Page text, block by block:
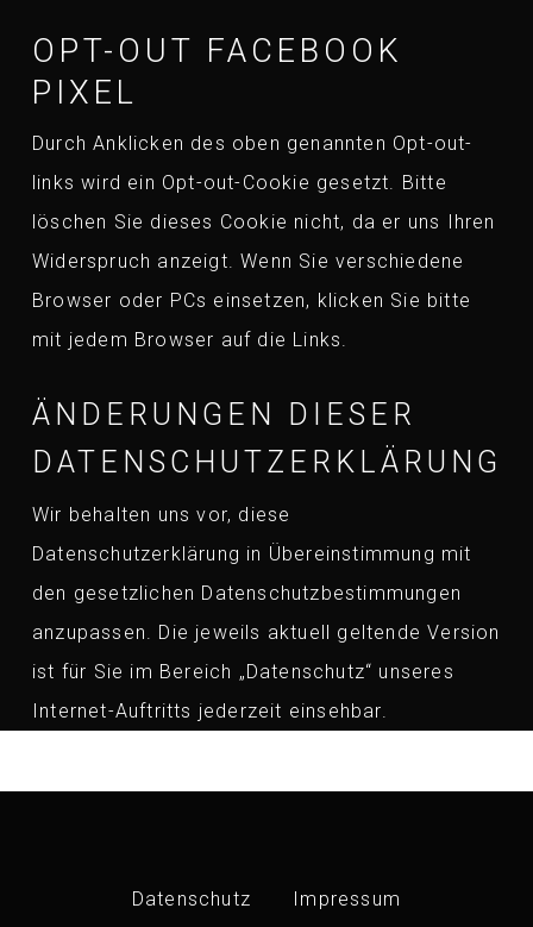
OPT-OUT FACEBOOK
PIXEL
Durch Anklicken des oben genannten Opt-out-
links wird ein Opt-out-Cookie gesetzt. Bitte
löschen Sie dieses Cookie nicht, da er uns Ihren
Widerspruch anzeigt. Wenn Sie verschiedene
Browser oder PCs einsetzen, klicken Sie bitte
mit jedem Browser auf die Links.
ÄNDERUNGEN DIESER
DATENSCHUTZERKLÄRUNG
Wir behalten uns vor, diese
Datenschutzerklärung in Übereinstimmung mit
den gesetzlichen Datenschutzbestimmungen
anzupassen. Die jeweils aktuell geltende Version
ist für Sie im Bereich „Datenschutz“ unseres
Internet-Auftritts jederzeit einsehbar.
Datenschutz Impressum